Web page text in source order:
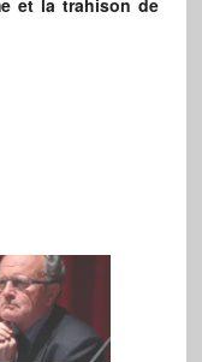
et la trahison de